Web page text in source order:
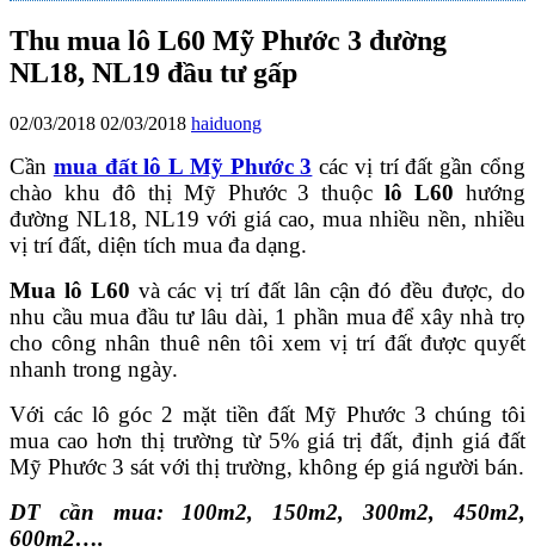
Thu mua lô L60 Mỹ Phước 3 đường
NL18, NL19 đầu tư gấp
02/03/2018 02/03/2018 haiduong
Cần mua đất lô L Mỹ Phước 3 các vị trí đất gần cổng
chào khu đô thị Mỹ Phước 3 thuộclô L60 hướng
đường NL18, NL19 với giá cao, mua nhiều nền, nhiều
vị trí đất, diện tích mua đa dạng.
Mua lô L60 và các vị trí đất lân cận đó đều được, do
nhu cầu mua đầu tư lâu dài, 1 phần mua để xây nhà trọ
cho công nhân thuê nên tôi xem vị trí đất được quyết
nhanh trong ngày.
Với các lô góc 2 mặt tiền đất Mỹ Phước 3 chúng tôi
mua cao hơn thị trường từ 5% giá trị đất, định giá đất
Mỹ Phước 3 sát với thị trường, không ép giá người bán.
DT cần mua: 100m2, 150m2, 300m2, 450m2,
600m2….